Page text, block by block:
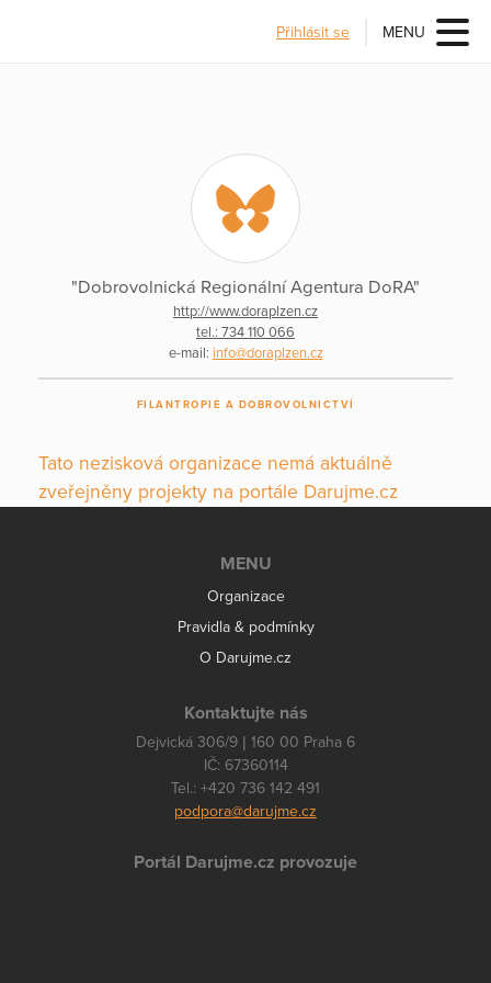
Přihlásit se MENU
"Dobrovolnická Regionální Agentura DoRA"
http://www.doraplzen.cz
tel.: 734 110 066
e-mail: info@doraplzen.cz
FILANTROPIE A DOBROVOLNICTVÍ
Tato nezisková organizace nemá aktuálně
zveřejněny projekty na portále Darujme.cz
MENU
Organizace
Pravidla & podmínky
O Darujme.cz
Kontaktujte nás
Dejvická 306/9 | 160 00 Praha 6
IČ: 67360114
Tel.: +420 736 142 491
podpora@darujme.cz
Portál Darujme.cz provozuje